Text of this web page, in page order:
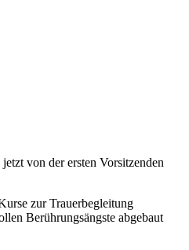
von der ersten Vorsitzenden
zur Trauerbegleitung
Berührungsängste abgebaut